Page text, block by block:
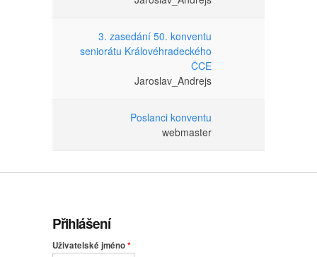
3. zasedání 50. konventu
seniorátu Královéhradeckého
ČCE
Jaroslav_Andrejs
Poslanci konventu
webmaster
Přihlášení
Uživatelské jméno*